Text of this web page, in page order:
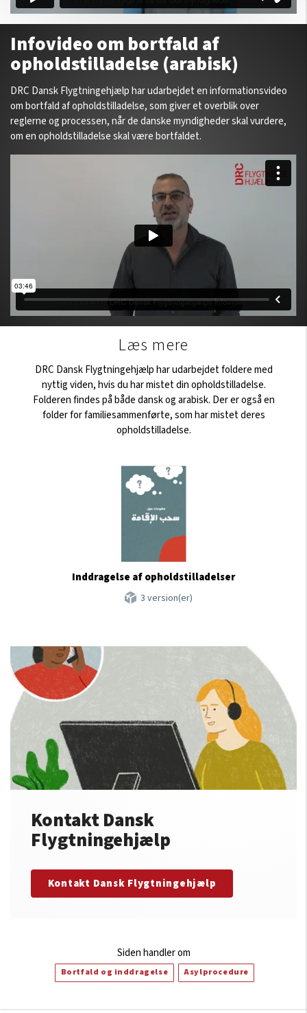
Infovideo om bortfald af
opholdstilladelse (arabisk)
DRC Dansk Flygtningehjælp har udarbejdet en informationsvideo
om bortfald af opholdstilladelse, som giver et overblik over
reglerne og processen, når de danske myndigheder skal vurdere,
om en opholdstilladelse skal være bortfaldet.
Læs mere
DRC Dansk Flygtningehjælp har udarbejdet foldere med
nyttig viden, hvis du har mistet din opholdstilladelse.
Folderen findes på både dansk og arabisk. Der er også en
folder for familiesammenførte, som har mistet deres
opholdstilladelse.
Inddragelse af opholdstilladelser
3 version(er)
Kontakt Dansk
Flygtningehjælp
Kontakt Dansk Flygtningehjælp
Siden handler om
Bortfald og inddragelse Asylprocedure